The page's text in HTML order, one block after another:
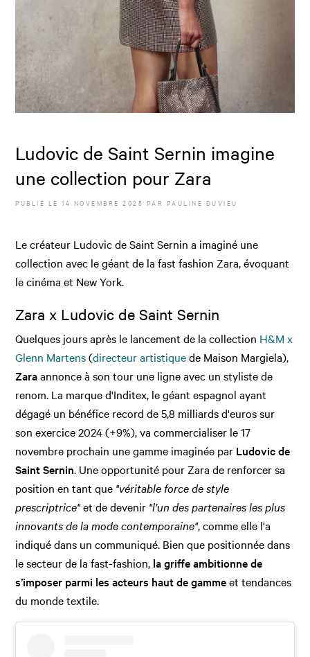
Ludovic de Saint Sernin imagine
une collection pour Zara
PUBLIÉ LE14 NOVEMBRE 2025 PAR PAULINE DUVIEU
Le créateur Ludovic de Saint Sernin a imaginé une
collection avec le géant de la fast fashion Zara, évoquant
le cinéma et New York.
Zara x Ludovic de Saint Sernin
Quelques jours après le lancement de la collection H&M x
Glenn Martens(directeur artistiquede Maison Margiela),
Zaraannonce à son tour une ligne avec un styliste de
renom. La marque d'Inditex, le géant espagnol ayant
dégagé un bénéfice record de 5,8 milliards d'euros sur
son exercice 2024 (+9%), va commercialiser le 17
novembre prochain une gamme imaginée par Ludovic de
Saint Sernin. Une opportunité pour Zara de renforcer sa
position en tant que "véritable force de style
prescriptrice"et de devenir "l’un des partenaires les plus
innovants de la mode contemporaine", comme elle l'a
indiqué dans un communiqué. Bien que positionnée dans
le secteur de la fast-fashion, la griffe ambitionne de
s’imposer parmi les acteurs haut de gammeet tendances
du monde textile.